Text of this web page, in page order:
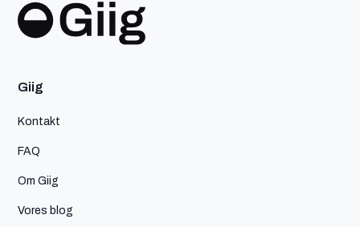
Giig
Kontakt
FAQ
Om Giig
Vores blog